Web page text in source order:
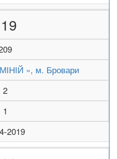
», м. Бровари
2
1
2019